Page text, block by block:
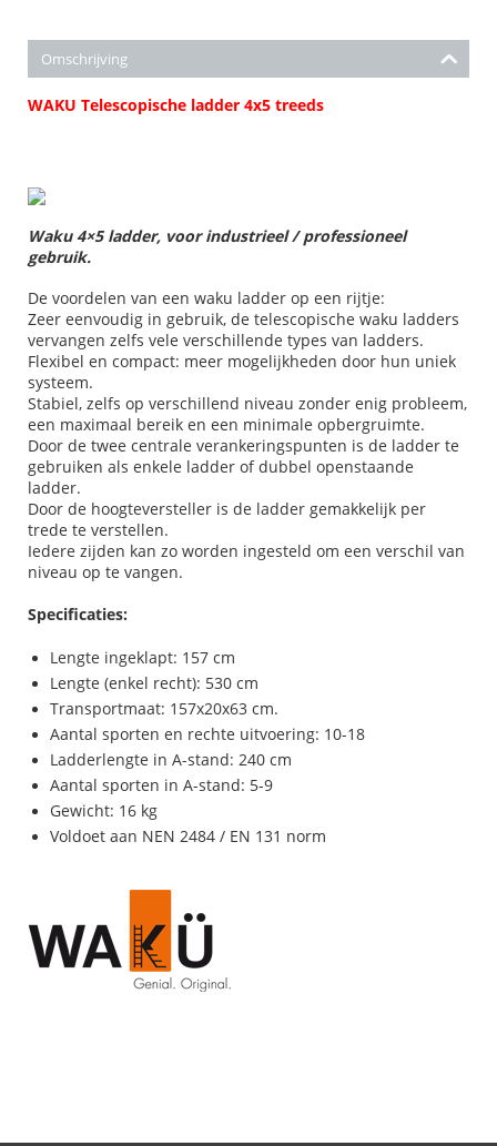
Omschrijving
WAKU Telescopische ladder 4x5 treeds
Waku 4×5 ladder, voor industrieel / professioneel
gebruik.
De voordelen van een waku ladder op een rijtje:
Zeer eenvoudig in gebruik, de telescopische waku ladders
vervangen zelfs vele verschillende types van ladders.
Flexibel en compact: meer mogelijkheden door hun uniek
systeem.
Stabiel, zelfs op verschillend niveau zonder enig probleem,
een maximaal bereik en een minimale opbergruimte.
Door de twee centrale verankeringspunten is de ladder te
gebruiken als enkele ladder of dubbel openstaande
ladder.
Door de hoogteversteller is de ladder gemakkelijk per
trede te verstellen.
Iedere zijden kan zo worden ingesteld om een verschil van
niveau op te vangen.
Specificaties:
Lengte ingeklapt: 157 cm
Lengte (enkel recht): 530 cm
Transportmaat: 157x20x63 cm.
Aantal sporten en rechte uitvoering: 10-18
Ladderlengte in A-stand: 240 cm
Aantal sporten in A-stand: 5-9
Gewicht: 16 kg
Voldoet aan NEN 2484 / EN 131 norm